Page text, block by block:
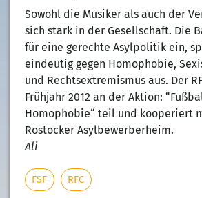
Sowohl die Musiker als auch der
sich stark in der Gesellschaft. Die
für eine gerechte Asylpolitik ein,
eindeutig gegen Homophobie,
und Rechtsextremismus aus. Der
Frühjahr 2012 an der Aktion:
Homophobie“ teil und kooperiert
Rostocker Asylbewerberheim.
Ali
FSF RFC